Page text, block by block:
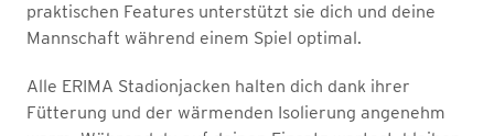
praktischen Features unterstützt sie dich und deine
Mannschaft während einem Spiel optimal.
Alle ERIMA Stadionjacken halten dich dank ihrer
Fütterung und der wärmenden Isolierung angenehm